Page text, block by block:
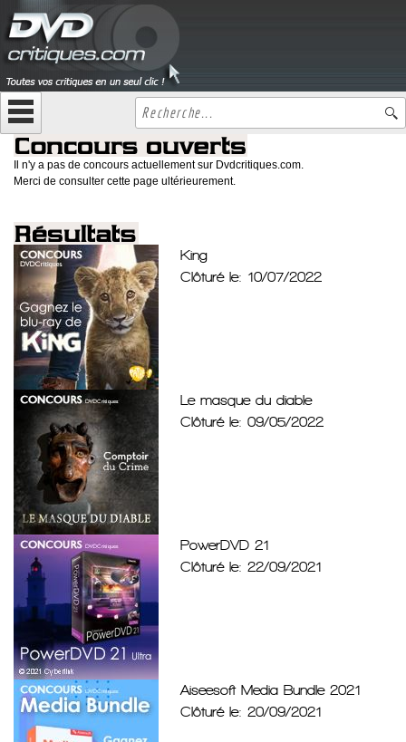
Il n'y a pas de concours actuellement sur Dvdcritiques.com.
Merci de consulter cette page ultérieurement.
King
Clôturé le: 10/07/2022
Le masque du diable
Clôturé le: 09/05/2022
PowerDVD 21
Clôturé le: 22/09/2021
Aiseesoft Media Bundle 2021
Clôturé le: 20/09/2021